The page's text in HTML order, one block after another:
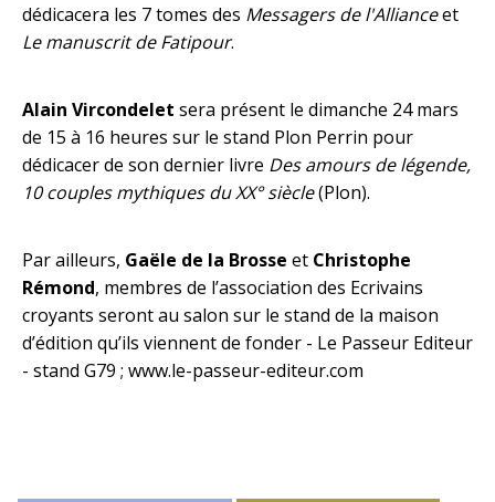
dédicacera les 7 tomes des Messagers de l'Allianceet
Le manuscrit de Fatipour.
Alain Vircondelet sera présent le dimanche 24 mars
de 15 à 16 heures sur le stand Plon Perrin pour
dédicacer de son dernier livre Des amours de légende,
10 couples mythiques du XX° siècle(Plon).
Par ailleurs, Gaële de la Brosse et Christophe
Rémond, membres de l’association des Ecrivains
croyants seront au salon sur le stand de la maison
d’édition qu’ils viennent de fonder - Le Passeur Editeur
- stand G79 ; www.le-passeur-editeur.com